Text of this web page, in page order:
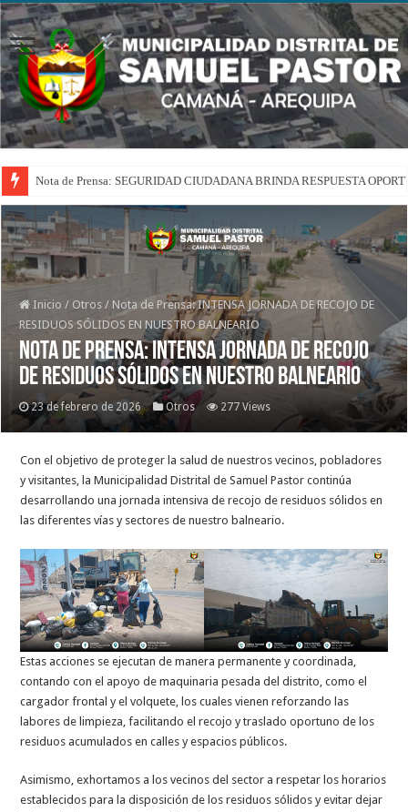
Nota de Prensa: SEGURIDAD CIUDADANA BRINDA RESPUESTA
Inicio / Otros / Nota de Prensa: INTENSA JORNADA DE RECOJO DE
RESIDUOS SÓLIDOS EN NUESTRO BALNEARIO
Nota de Prensa: INTENSA JORNADA DE RECOJO
DE RESIDUOS SÓLIDOS EN NUESTRO BALNEARIO
23 de febrero de 2026 Otros 277 Views
Con el objetivo de proteger la salud de nuestros vecinos, pobladores
y visitantes, la Municipalidad Distrital de Samuel Pastor continúa
desarrollando una jornada intensiva de recojo de residuos sólidos en
las diferentes vías y sectores de nuestro balneario.
Estas acciones se ejecutan de manera permanente y coordinada,
contando con el apoyo de maquinaria pesada del distrito, como el
cargador frontal y el volquete, los cuales vienen reforzando las
labores de limpieza, facilitando el recojo y traslado oportuno de los
residuos acumulados en calles y espacios públicos.
Asimismo, exhortamos a los vecinos del sector a respetar los horarios
establecidos para la disposición de los residuos sólidos y evitar dejar